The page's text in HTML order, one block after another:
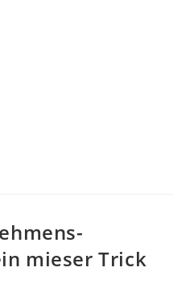
mieser Trick